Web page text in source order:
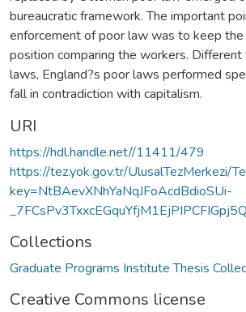
bureaucratic framework. The important
enforcement of poor law was to keep
position comparing the workers.
laws, England?s poor laws performed
fall in contradiction with capitalism.
URI
https://hdl.handle.net//11411/479
https://tez.yok.gov.tr/UlusalTezMerkezi/
key=NtBAevXNhYaNqJFoAcdBdioSUi-
Collections
Graduate Programs Institute Thesis
Creative Commons license